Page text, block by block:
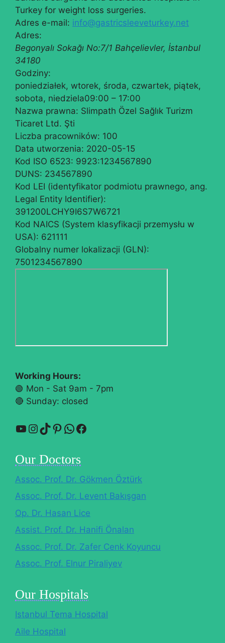
Turkey for weight loss surgeries.
Adres e-mail: info@gastricsleeveturkey.net
Adres:
Begonyalı Sokağı No:7/1 Bahçelievler, İstanbul
34180
Godziny:
poniedziałek, wtorek, środa, czwartek, piątek,
sobota, niedziela09:00 – 17:00
Nazwa prawna: Slimpath Özel Sağlık Turizm
Ticaret Ltd. Şti
Liczba pracowników: 100
Data utworzenia: 2020-05-15
Kod ISO 6523: 9923:1234567890
DUNS: 234567890
Kod LEI (identyfikator podmiotu prawnego, ang.
Legal Entity Identifier):
391200LCHY9I6S7W6721
Kod NAICS (System klasyfikacji przemysłu w
USA): 621111
Globalny numer lokalizacji (GLN):
7501234567890
Working Hours:
🟢 Mon - Sat 9am - 7pm
🔴​ Sunday: closed
YouTube
Instagram
TikTok
Pinterest
WhatsApp
Facebook
Our Doctors
Assoc. Prof. Dr. Gökmen Öztürk
Assoc. Prof. Dr. Levent Bakışgan
Op. Dr. Hasan Lice
Assist. Prof. Dr. Hanifi Önalan
Assoc. Prof. Dr. Zafer Cenk Koyuncu
Assoc. Prof. Elnur Piraliyev
Our Hospitals
Istanbul Tema Hospital
Aile Hospital